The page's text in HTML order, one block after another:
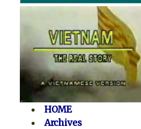
HOME
Archives